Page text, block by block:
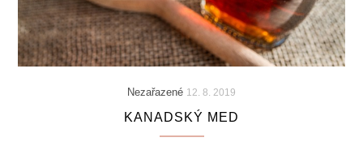
Nezařazené 12. 8. 2019
KANADSKÝ MED